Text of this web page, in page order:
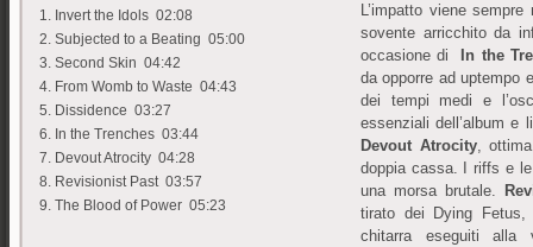
1. Invert the Idols 02:08
2. Subjected to a Beating 05:00
3. Second Skin 04:42
4. From Womb to Waste 04:43
5. Dissidence 03:27
6. In the Trenches 03:44
7. Devout Atrocity 04:28
8. Revisionist Past 03:57
9. The Blood of Power 05:23
L’impatto viene
sovente arricchito da
occasione di
In the
da opporre ad uptempo
dei tempi medi e
essenziali dell’album e
Devout Atrocity,
doppia cassa. I riffs e
una morsa brutale.
tirato dei Dying Fetus,
chitarra eseguiti